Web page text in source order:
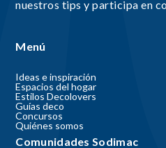
nuestros tips y participa en
Menú
Ideas e inspiración
Espacios del hogar
Estilos Decolovers
Guías deco
Concursos
Quiénes somos
Comunidades Sodimac